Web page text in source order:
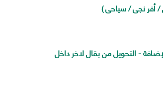
/ أفر نجى / سياحى )
- التحويل من بقال لاخر داخل